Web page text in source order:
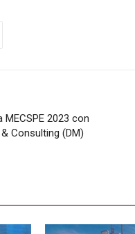
2023 con
Consulting (DM)